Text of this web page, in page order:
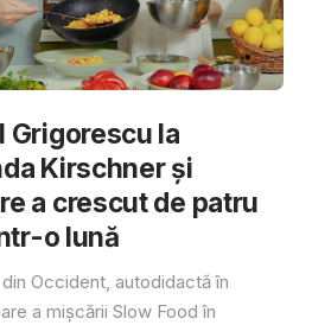
Grigorescu la
Kirschner și
a crescut de patru
o lună
Occident, autodidactă în
a mișcării Slow Food în